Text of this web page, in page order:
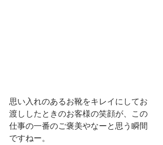
思い入れのあるお靴をキレイにしてお
渡ししたときのお客様の笑顔が、この
仕事の一番のご褒美やなーと思う瞬間
ですねー。